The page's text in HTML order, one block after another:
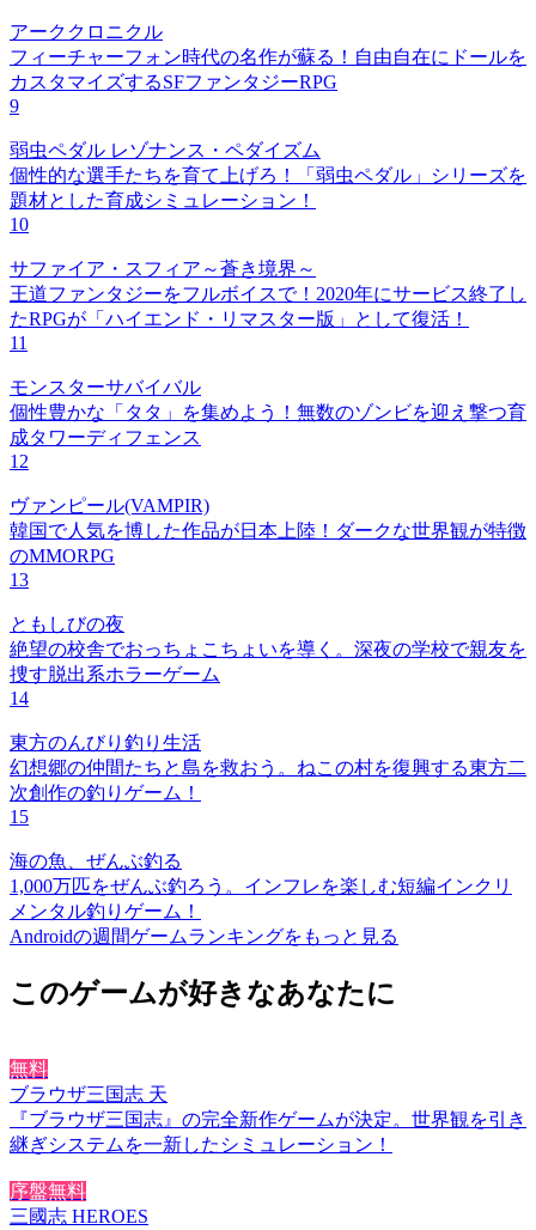
アーククロニクル
フィーチャーフォン時代の名作が蘇る！自由自在にドールを
カスタマイズするSFファンタジーRPG
9
弱虫ペダル レゾナンス・ペダイズム
個性的な選手たちを育て上げろ！「弱虫ペダル」シリーズを
題材とした育成シミュレーション！
10
サファイア・スフィア～蒼き境界～
王道ファンタジーをフルボイスで！2020年にサービス終了し
たRPGが「ハイエンド・リマスター版」として復活！
11
モンスターサバイバル
個性豊かな「タタ」を集めよう！無数のゾンビを迎え撃つ育
成タワーディフェンス
12
ヴァンピール(VAMPIR)
韓国で人気を博した作品が日本上陸！ダークな世界観が特徴
のMMORPG
13
ともしびの夜
絶望の校舎でおっちょこちょいを導く。深夜の学校で親友を
捜す脱出系ホラーゲーム
14
東方のんびり釣り生活
幻想郷の仲間たちと島を救おう。ねこの村を復興する東方二
次創作の釣りゲーム！
15
海の魚、ぜんぶ釣る
1,000万匹をぜんぶ釣ろう。インフレを楽しむ短編インクリ
メンタル釣りゲーム！
Androidの週間ゲームランキングをもっと見る
このゲームが好きなあなたに
無料
ブラウザ三国志 天
『ブラウザ三国志』の完全新作ゲームが決定。世界観を引き
継ぎシステムを一新したシミュレーション！
序盤無料
三國志 HEROES